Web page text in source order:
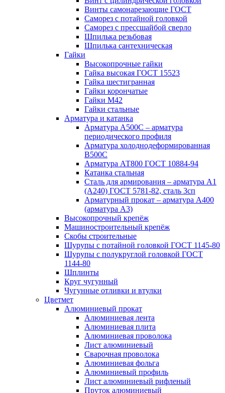
Винты самонарезающие ГОСТ
Саморез с потайной головкой
Саморез с прессшайбой сверло
Шпилька резьбовая
Шпилька сантехническая
Гайки
Высокопрочные гайки
Гайка высокая ГОСТ 15523
Гайка шестигранная
Гайки корончатые
Гайки М42
Гайки стальные
Арматура и катанка
Арматура А500С – арматура
периодического профиля
Арматура холоднодеформированная
В500С
Арматура АТ800 ГОСТ 10884-94
Катанка стальная
Сталь для армирования – арматура А1
(А240) ГОСТ 5781-82, сталь 3сп
Арматурный прокат – арматура А400
(арматура А3)
Высокопрочный крепёж
Машиностроительный крепёж
Скобы строительные
Шурупы с потайной головкой ГОСТ 1145-80
Шурупы с полукруглой головкой ГОСТ
1144-80
Шплинты
Круг чугунный
Чугунные отливки и втулки
Цветмет
Алюминиевый прокат
Алюминиевая лента
Алюминиевая плита
Алюминиевая проволока
Лист алюминиевый
Сварочная проволока
Алюминиевая фольга
Алюминиевый профиль
Лист алюминиевый рифленый
Пруток алюминиевый